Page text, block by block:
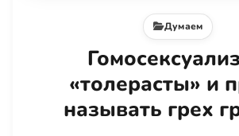
Думаем
«толерасты» и
называть грех